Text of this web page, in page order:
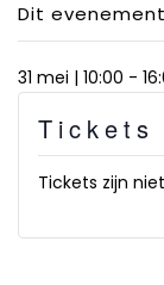
Dit
31 mei | 10:00 -
Tickets
Tickets zijn